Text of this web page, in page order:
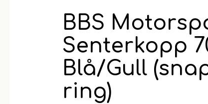
BBS
Senterkopp
Blå/Gull
ring)